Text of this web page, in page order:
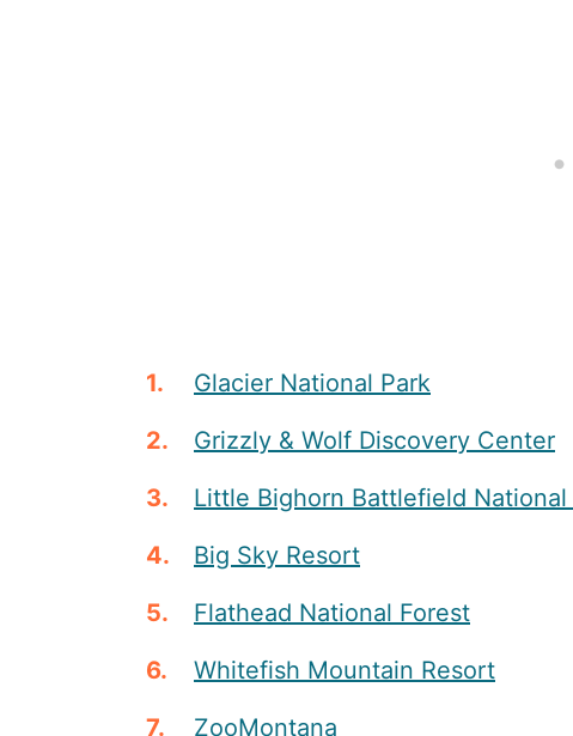
Glacier National Park
Grizzly & Wolf Discovery Center
Little Bighorn Battlefield
Big Sky Resort
Flathead National Forest
Whitefish Mountain Resort
ZooMontana